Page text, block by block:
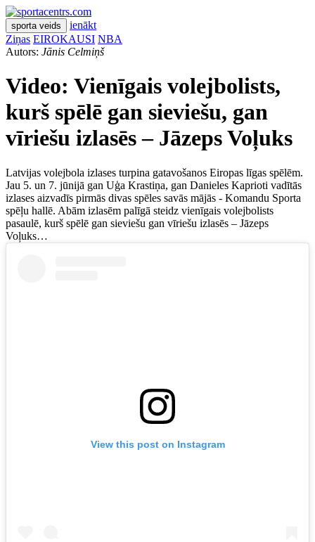
sporta veids
ienākt
Ziņas EIROKAUSI NBA
Autors: Jānis Celmiņš
Video: Vienīgais volejbolists,
kurš spēlē gan sieviešu, gan
vīriešu izlasēs – Jāzeps Voļuks
Latvijas volejbola izlases turpina gatavošanos Eiropas līgas spēlēm.
Jau 5. un 7. jūnijā gan Uģa Krastiņa, gan Danieles Kaprioti vadītās
izlases aizvadīs pirmās divas spēles savās mājās - Komandu Sporta
spēļu hallē. Abām izlasēm palīgā steidz vienīgais volejbolists
pasaulē, kurš spēlē gan sieviešu gan vīriešu izlasēs – Jāzeps
Voļuks…
View this post on Instagram